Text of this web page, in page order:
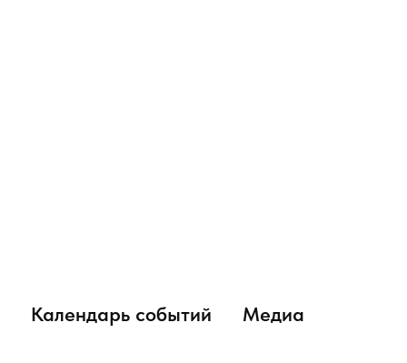
Календарь событий
Медиа